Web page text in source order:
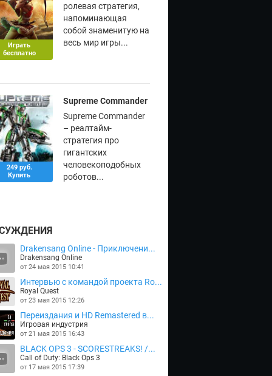
Играть
бесплатно
ролевая стратегия,
напоминающая
собой знаменитую на
весь мир игры...
249 руб.
Купить
Supreme Commander
Supreme Commander
– реалтайм-
стратегия про
гигантских
человекоподобных
роботов...
Drakensang Online - Приключени...
Drakensang Online
от 24 мая 2015 10:41
Интервью с командой проекта Ro...
Royal Quest
от 23 мая 2015 12:26
Переиздания и HD Remastered в...
Игровая индустрия
от 21 мая 2015 16:43
BLACK OPS 3 - SCORESTREAKS! /...
Call of Duty: Black Ops 3
от 17 мая 2015 17:39